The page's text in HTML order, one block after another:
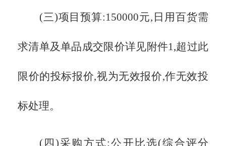
(三)项目预算:150000元,日用百货需
求清单及单品成交限价详见附件1,超过此
限价的投标报价,视为无效报价,作无效投
标处理。
(四)采购方式:公开比选(综合评分